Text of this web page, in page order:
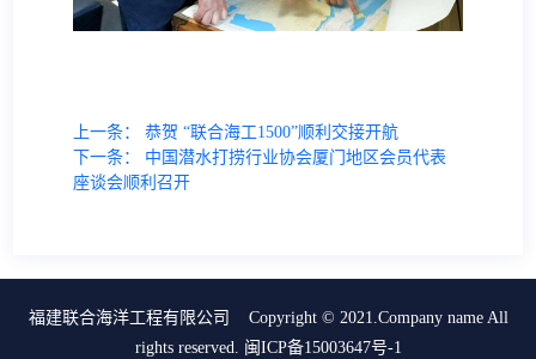
海洋石油工程
海上风电安装
海事技术服务
专业工程吊装
上一条：
恭贺 “联合海工1500”顺利交接开航
下一条：
中国潜水打捞行业协会厦门地区会员代表
座谈会顺利召开
福建联合海洋工程有限公司 Copyright © 2021.Company name All
rights reserved. 闽ICP备15003647号-1